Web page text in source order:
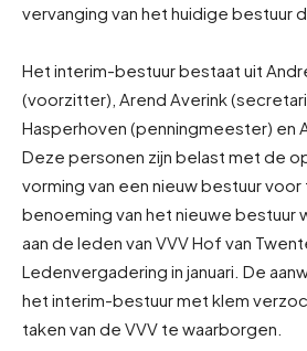
vervanging van het huidige bestuur
Het interim-bestuur bestaat uit
(voorzitter), Arend Averink
Hasperhoven (penningmeester) en
Deze personen zijn belast met de
vorming van een nieuw bestuur
benoeming van het nieuwe
aan de leden van VVV Hof van
Ledenvergadering in januari. De
het interim-bestuur met klem
taken van de VVV te waarborgen.